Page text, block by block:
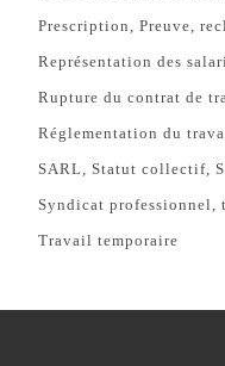
Prescription Preuve
Représentation des
Rupture du contrat de
Réglementation du
SARL Statut collectif
Syndicat professionnel
Travail temporaire